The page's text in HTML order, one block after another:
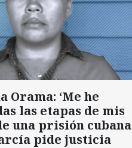
Orama: ‘Me he
las etapas de mis
una prisión cubana
pide justicia